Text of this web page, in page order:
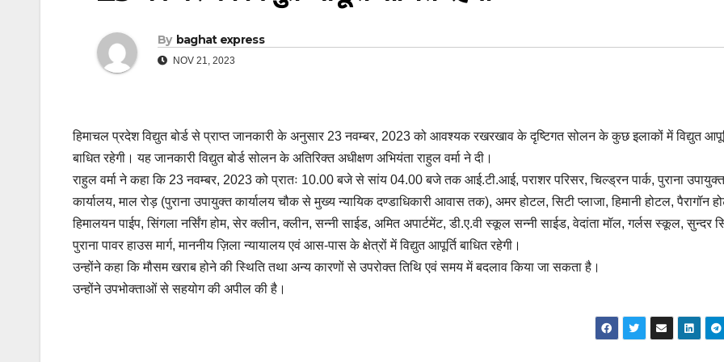
By baghat express
NOV 21, 2023
हिमाचल प्रदेश विद्युत बोर्ड से प्राप्त जानकारी के अनुसार 23 नवम्बर, 2023 को आवश्यक रखरखाव के दृष्टिगत सोलन के कुछ इलाकों में विद्युत
बाधित रहेगी। यह जानकारी विद्युत बोर्ड सोलन के अतिरिक्त अधीक्षण अभियंता राहुल वर्मा ने दी।
राहुल वर्मा ने कहा कि 23 नवम्बर, 2023 को प्रातः 10.00 बजे से सांय 04.00 बजे तक आई.टी.आई, पराशर परिसर, चिल्ड्रन पार्क, पुराना उपायुक्त
कार्यालय, माल रोड़ (पुराना उपायुक्त कार्यालय चौक से मुख्य न्यायिक दण्डाधिकारी आवास तक), अमर होटल, सिटी प्लाजा, हिमानी होटल, पैरागॉन
हिमालयन पाईप, सिंगला नर्सिंग होम, सेर क्लीन, क्लीन, सन्नी साईड, अमित अपार्टमेंट, डी.ए.वी स्कूल सन्नी साईड, वेदांता मॉल, गर्लस स्कूल, सुन्दर
पुराना पावर हाउस मार्ग, माननीय ज़िला न्यायालय एवं आस-पास के क्षेत्रों में विद्युत आपूर्ति बाधित रहेगी।
उन्होंने कहा कि मौसम खराब होने की स्थिति तथा अन्य कारणों से उपरोक्त तिथि एवं समय में बदलाव किया जा सकता है।
उन्होंने उपभोक्ताओं से सहयोग की अपील की है।